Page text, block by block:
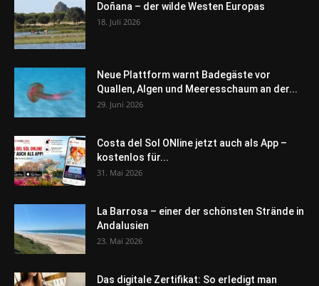
Doñana – der wilde Westen Europas
18. Juli 2026
Neue Plattform warnt Badegäste vor
Quallen, Algen und Meeresschaum an der...
29. Juni 2026
Costa del Sol ONline jetzt auch als App –
kostenlos für...
31. Mai 2026
La Barrosa – einer der schönsten Strände in
Andalusien
23. Mai 2026
Das digitale Zertifikat: So erledigt man